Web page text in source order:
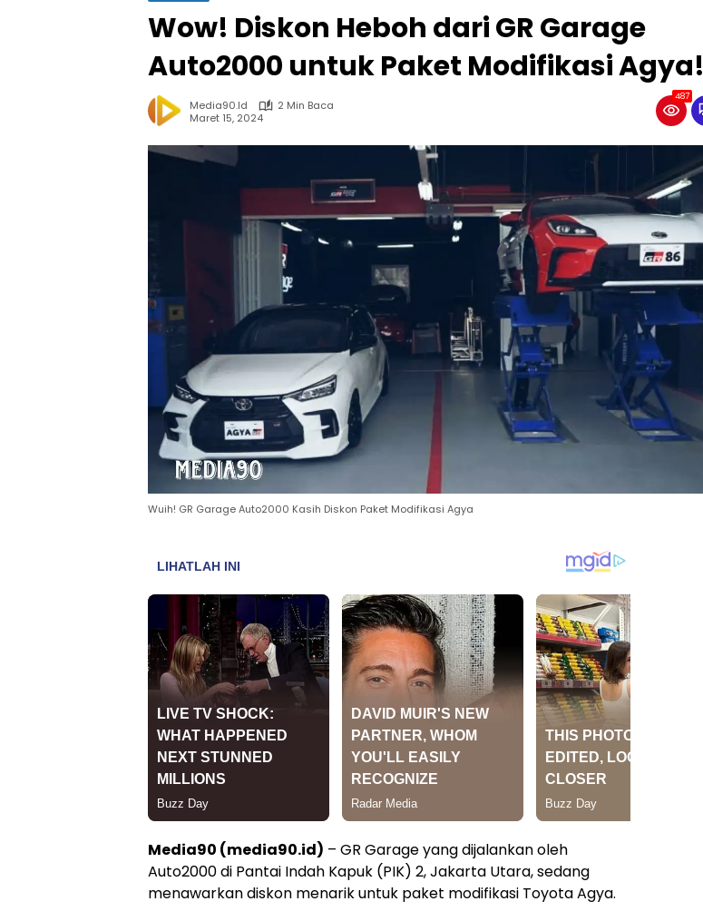
Wow! Diskon Heboh dari GR Garage
Auto2000 untuk Paket Modifikasi Agya!
Media90.id
2 Min Baca
Maret 15, 2024
487
Wuih! GR Garage Auto2000 Kasih Diskon Paket Modifikasi Agya
Media90 (media90.id) – GR Garage yang dijalankan oleh
Auto2000 di Pantai Indah Kapuk (PIK) 2, Jakarta Utara, sedang
menawarkan diskon menarik untuk paket modifikasi Toyota Agya.